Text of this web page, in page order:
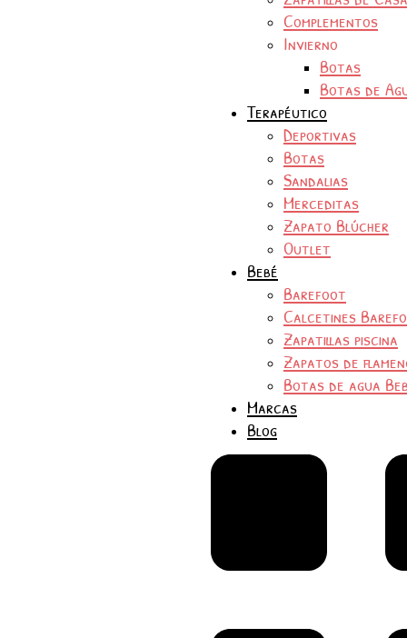
Complementos
Invierno
Botas
Botas de
Terapéutico
Deportivas
Botas
Sandalias
Merceditas
Zapato Blúcher
Outlet
Bebé
Barefoot
Calcetines
Zapatillas piscina
Zapatos de
Botas de agua
Marcas
Blog